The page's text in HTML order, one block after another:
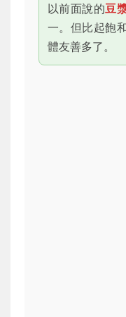
以前面說的豆
一。但比起飽
體友善多了。